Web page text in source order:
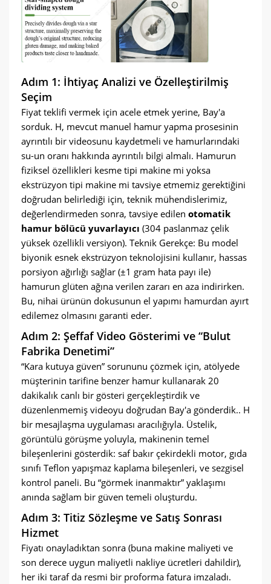
Adım 1: İhtiyaç Analizi ve Özelleştirilmiş
Seçim
Fiyat teklifi vermek için acele etmek yerine, Bay'a
sorduk. H, mevcut manuel hamur yapma prosesinin
ayrıntılı bir videosunu kaydetmeli ve hamurlarındaki
su-un oranı hakkında ayrıntılı bilgi almalı. Hamurun
fiziksel özellikleri kesme tipi makine mi yoksa
ekstrüzyon tipi makine mi tavsiye etmemiz gerektiğini
doğrudan belirlediği için, teknik mühendislerimiz,
değerlendirmeden sonra, tavsiye edilen otomatik
hamur bölücü yuvarlayıcı (304 paslanmaz çelik
yüksek özellikli versiyon). Teknik Gerekçe: Bu model
biyonik esnek ekstrüzyon teknolojisini kullanır, hassas
porsiyon ağırlığı sağlar (±1 gram hata payı ile)
hamurun glüten ağına verilen zararı en aza indirirken.
Bu, nihai ürünün dokusunun el yapımı hamurdan ayırt
edilemez olmasını garanti eder.
Adım 2: Şeffaf Video Gösterimi ve “Bulut
Fabrika Denetimi”
“Kara kutuya güven” sorununu çözmek için, atölyede
müşterinin tarifine benzer hamur kullanarak 20
dakikalık canlı bir gösteri gerçekleştirdik ve
düzenlenmemiş videoyu doğrudan Bay'a gönderdik.. H
bir mesajlaşma uygulaması aracılığıyla. Üstelik,
görüntülü görüşme yoluyla, makinenin temel
bileşenlerini gösterdik: saf bakır çekirdekli motor, gıda
sınıfı Teflon yapışmaz kaplama bileşenleri, ve sezgisel
kontrol paneli. Bu “görmek inanmaktır” yaklaşımı
anında sağlam bir güven temeli oluşturdu.
Adım 3: Titiz Sözleşme ve Satış Sonrası
Hizmet
Fiyatı onayladıktan sonra (buna makine maliyeti ve
son derece uygun maliyetli nakliye ücretleri dahildir),
her iki taraf da resmi bir proforma fatura imzaladı.